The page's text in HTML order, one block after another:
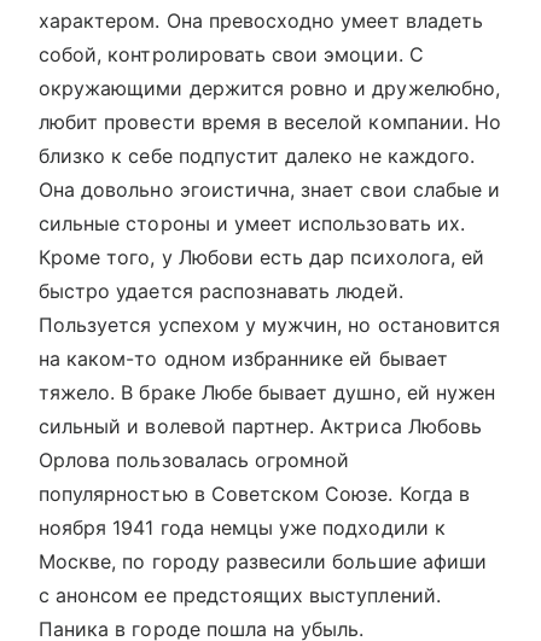
характером. Она превосходно умеет владеть
собой, контролировать свои эмоции. С
окружающими держится ровно и дружелюбно,
любит провести время в веселой компании. Но
близко к себе подпустит далеко не каждого.
Она довольно эгоистична, знает свои слабые и
сильные стороны и умеет использовать их.
Кроме того, у Любови есть дар психолога, ей
быстро удается распознавать людей.
Пользуется успехом у мужчин, но остановится
на каком-то одном избраннике ей бывает
тяжело. В браке Любе бывает душно, ей нужен
сильный и волевой партнер. Актриса Любовь
Орлова пользовалась огромной
популярностью в Советском Союзе. Когда в
ноября 1941 года немцы уже подходили к
Москве, по городу развесили большие афиши
с анонсом ее предстоящих выступлений.
Паника в городе пошла на убыль.